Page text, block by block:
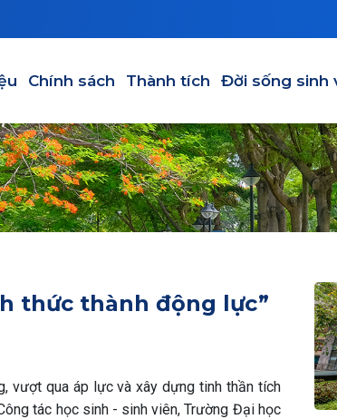
Chính sách Thành tích Đời sống sinh
thức thành động lực”
vượt qua áp lực và xây dựng tinh thần tích
tác học sinh - sinh viên, Trường Đại học